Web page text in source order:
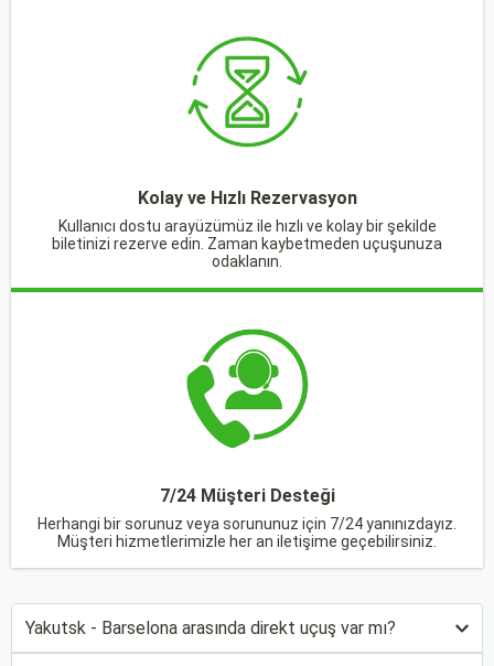
Kolay ve Hızlı Rezervasyon
Kullanıcı dostu arayüzümüz ile hızlı ve kolay bir şekilde
biletinizi rezerve edin. Zaman kaybetmeden uçuşunuza
odaklanın.
7/24 Müşteri Desteği
Herhangi bir sorunuz veya sorununuz için 7/24 yanınızdayız.
Müşteri hizmetlerimizle her an iletişime geçebilirsiniz.
Yakutsk - Barselona arasında direkt uçuş var mı?